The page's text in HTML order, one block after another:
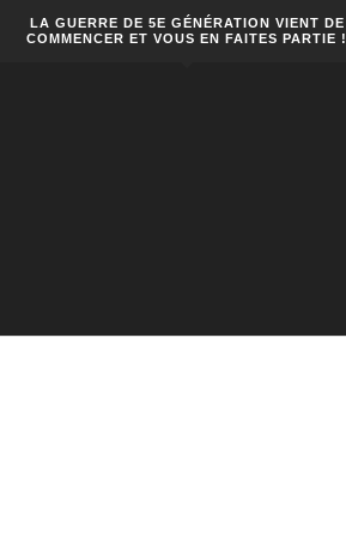
LA GUERRE DE 5E GÉNÉRATION VIENT DE
COMMENCER ET VOUS EN FAITES PARTIE !